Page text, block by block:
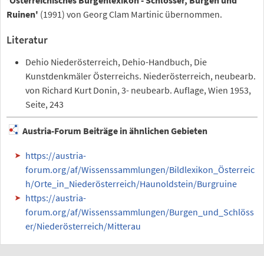
Ruinen' (1991) von Georg Clam Martinic übernommen.
Literatur
Dehio Niederösterreich, Dehio-Handbuch, Die
Kunstdenkmäler Österreichs. Niederösterreich, neubearb.
von Richard Kurt Donin, 3- neubearb. Auflage, Wien 1953,
Seite, 243
Austria-Forum Beiträge in ähnlichen Gebieten
https://austria-
forum.org/af/Wissenssammlungen/Bildlexikon_Österreic
h/Orte_in_Niederösterreich/Haunoldstein/Burgruine
https://austria-
forum.org/af/Wissenssammlungen/Burgen_und_Schlöss
er/Niederösterreich/Mitterau